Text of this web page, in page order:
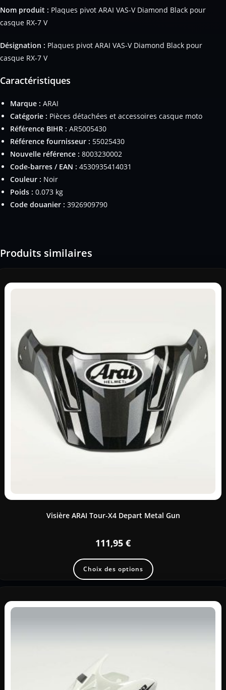
Nom produit : Plaques pivot ARAI VAS-V Diamond Black pour
casque RX-7 V
Désignation : Plaques pivot ARAI VAS-V Diamond Black pour
casque RX-7 V
Caractéristiques
Marque : ARAI
Catégorie : Pièces détachées et accessoires casque moto
Référence BIHR : AR5005430
Référence fournisseur : 55025430
Nouvelle référence : 8003230002
Code-barres / EAN : 4530935414031
Couleur : Noir
Poids : 0.073 kg
Code douanier : 3926909790
Produits similaires
Visière ARAI Tour-X4 Depart Metal Gun
111,95 €
Choix des options